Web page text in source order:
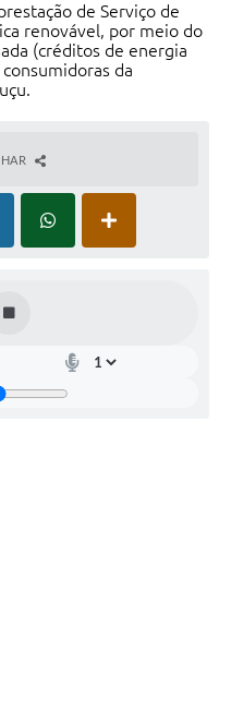
de Serviço de
renovável, por meio do
(créditos de energia
da